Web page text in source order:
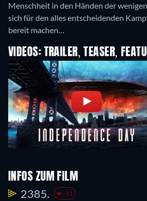
Menschheit in den Händen der
sich für den alles entscheidenden
bereit machen…
VIDEOS: TRAILER, TEASER,
INFOS ZUM FILM
2385. -11